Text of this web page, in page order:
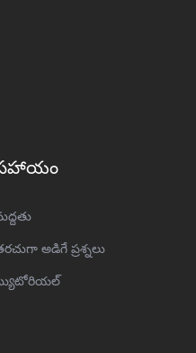
అడిగే ప్రశ్నలు